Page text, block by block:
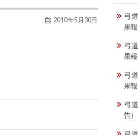
2010年5月30日
弓
果
弓
果
弓
果
弓
告）